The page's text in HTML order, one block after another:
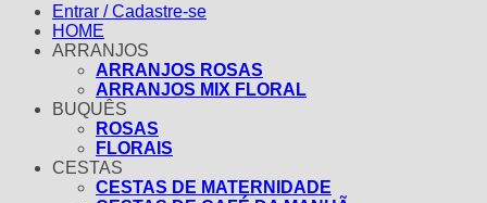
Entrar / Cadastre-se
HOME
ARRANJOS
ARRANJOS ROSAS
ARRANJOS MIX FLORAL
BUQUÊS
ROSAS
FLORAIS
CESTAS
CESTAS DE MATERNIDADE